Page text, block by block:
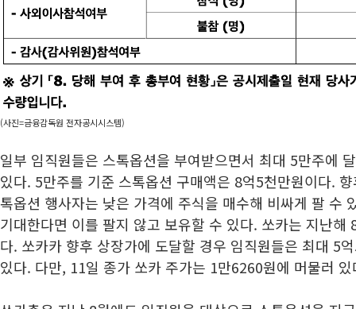
(사진=금융감독원 전자공시시스템)
일부 임직원들은 스톡옵션을 부여받으면서 최대 5만주에
있다. 5만주를 기준 스톡옵션 구매액은 8억5천만원이다.
톡옵션 행사자는 낮은 가격에 주식을 매수해 비싸게 팔 수
기대한다면 이를 팔지 않고 보유할 수 있다. 쏘카는 지난해
다. 쏘카카 향후 상장가에 도달할 경우 임직원들은 최대 5
있다. 다만, 11일 종가 쏘카 주가는 1만6260원에 머물러 있